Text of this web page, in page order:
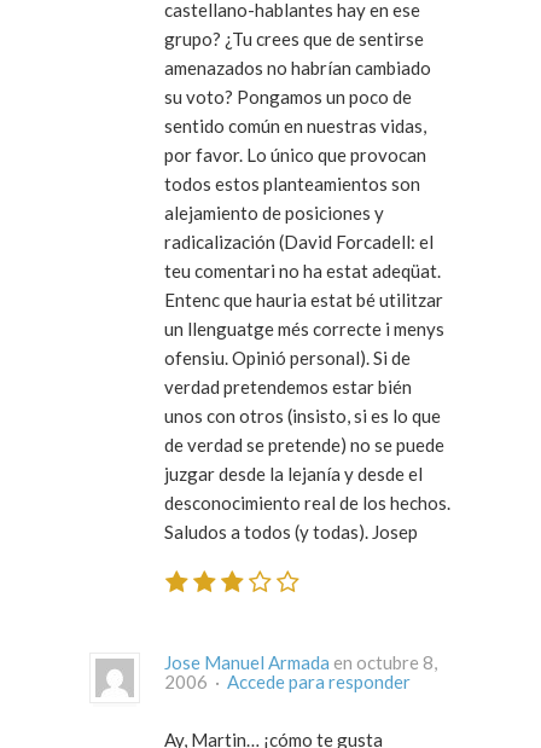
castellano-hablantes hay en ese
grupo? ¿Tu crees que de sentirse
amenazados no habrían cambiado
su voto? Pongamos un poco de
sentido común en nuestras vidas,
por favor. Lo único que provocan
todos estos planteamientos son
alejamiento de posiciones y
radicalización (David Forcadell: el
teu comentari no ha estat adeqüat.
Entenc que hauria estat bé utilitzar
un llenguatge més correcte i menys
ofensiu. Opinió personal). Si de
verdad pretendemos estar bién
unos con otros (insisto, si es lo que
de verdad se pretende) no se puede
juzgar desde la lejanía y desde el
desconocimiento real de los hechos.
Saludos a todos (y todas). Josep
Jose Manuel Armada en octubre 8,
2006 · Accede para responder
Ay, Martin… ¡cómo te gusta